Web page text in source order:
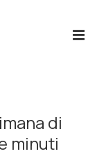
di
minuti